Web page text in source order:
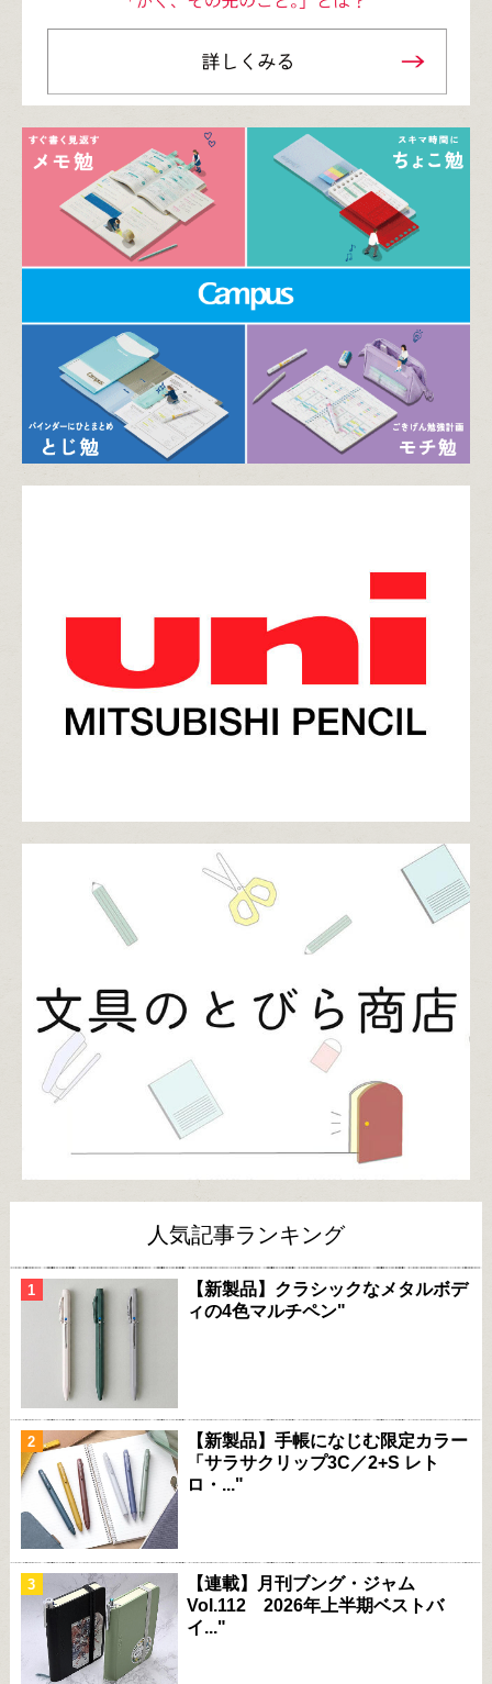
人気記事ランキング
【新製品】クラシックなメタルボデ
ィの4色マルチペン"
【新製品】手帳になじむ限定カラー
「サラサクリップ3C／2+S レト
ロ・..."
【連載】月刊ブング・ジャム
Vol.112 2026年上半期ベストバ
イ..."